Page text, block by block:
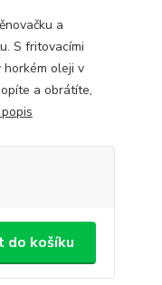
a
S fritovacími
horkém oleji v
a obrátíte,
do košíku